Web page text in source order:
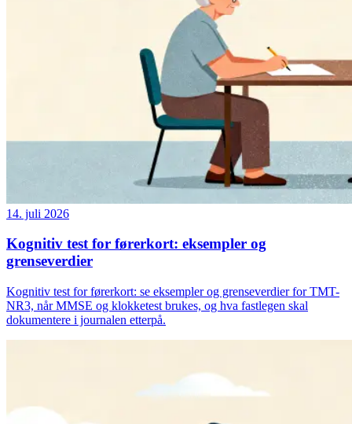
14. juli 2026
Kognitiv test for førerkort: eksempler og
grenseverdier
Kognitiv test for førerkort: se eksempler og grenseverdier for TMT-
NR3, når MMSE og klokketest brukes, og hva fastlegen skal
dokumentere i journalen etterpå.